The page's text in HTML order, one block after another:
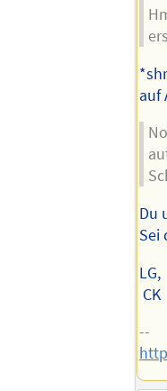
auf
Du
Sei
LG,
CK
--